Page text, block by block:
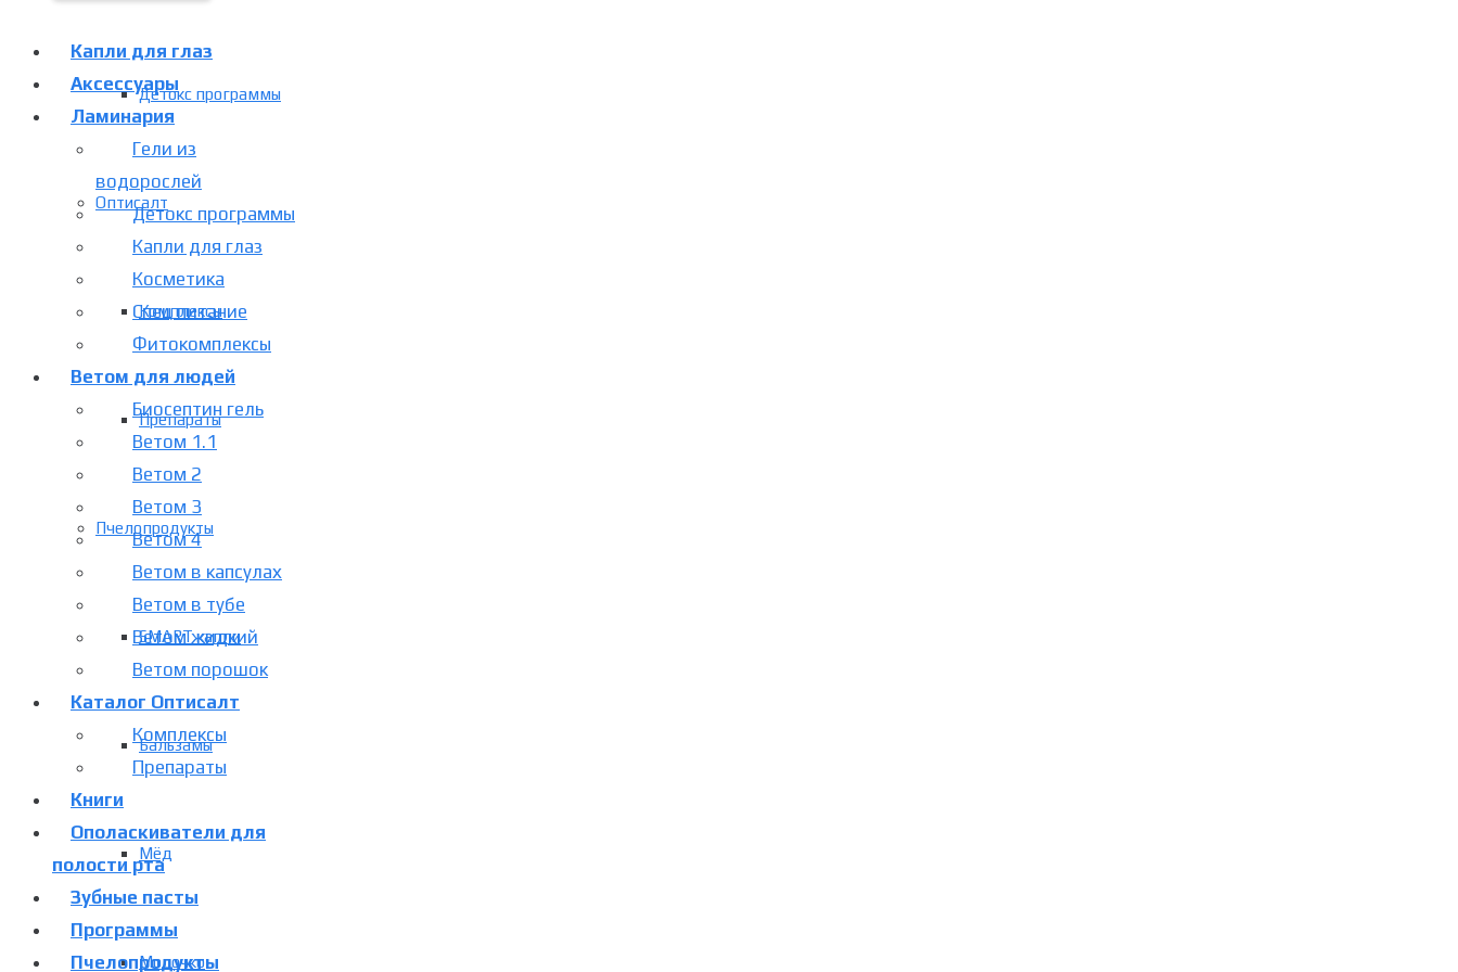
Детокс программы
Оптисалт
Комплексы
Препараты
Пчелопродукты
SMART капли
Бальзамы
Мёд
Молочко
Капли для глаз
Аксессуары
Ламинария
Гели из
водорослей
Детокс программы
Капли для глаз
Косметика
Спец питание
Фитокомплексы
Ветом для людей
Биосептин гель
Ветом 1.1
Ветом 2
Ветом 3
Ветом 4
Ветом в капсулах
Ветом в тубе
Ветом жидкий
Ветом порошок
Каталог Оптисалт
Комплексы
Препараты
Книги
Ополаскиватели для
полости рта
Зубные пасты
Программы
Пчелопродукты